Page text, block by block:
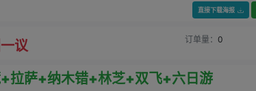
直接下载海报
议 订单量： 0
拉萨+纳木错+林芝+双飞+六日游